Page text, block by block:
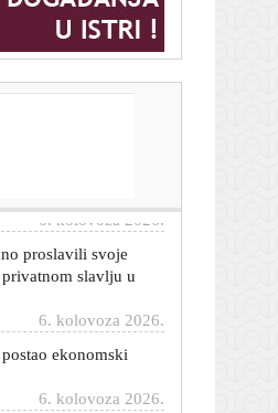
samo jednog
proslavili svoje
slavlju u
6. kolovoza 2026.
ekonomski
Jankovića pobijedila